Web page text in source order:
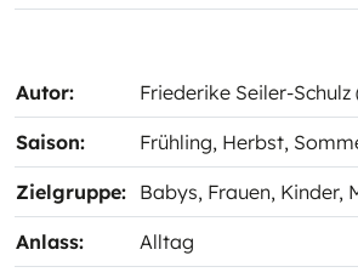
Autor: Friederike Seiler-
Saison: Frühling, Herbst,
Zielgruppe: Babys, Frauen, Kinder,
Anlass: Alltag